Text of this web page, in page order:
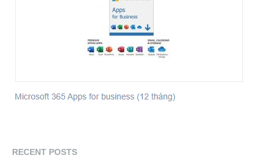
RECENT POSTS